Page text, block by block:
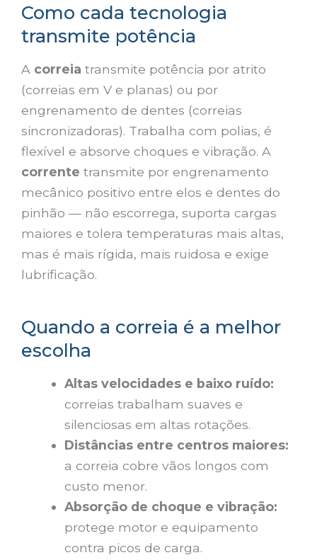
Como cada tecnologia
transmite potência
A correia transmite potência por atrito
(correias em V e planas) ou por
engrenamento de dentes (correias
sincronizadoras). Trabalha com polias, é
flexível e absorve choques e vibração. A
corrente transmite por engrenamento
mecânico positivo entre elos e dentes do
pinhão — não escorrega, suporta cargas
maiores e tolera temperaturas mais altas,
mas é mais rígida, mais ruidosa e exige
lubrificação.
Quando a correia é a melhor
escolha
Altas velocidades e baixo ruído:
correias trabalham suaves e
silenciosas em altas rotações.
Distâncias entre centros maiores:
a correia cobre vãos longos com
custo menor.
Absorção de choque e vibração:
protege motor e equipamento
contra picos de carga.